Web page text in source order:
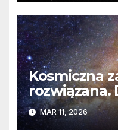
Kosmiczna
rozwiązana.
jest częścią
struktury z
MAR 11, 2026